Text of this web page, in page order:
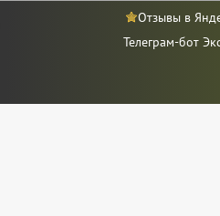
Отзывы в
Телеграм-бот